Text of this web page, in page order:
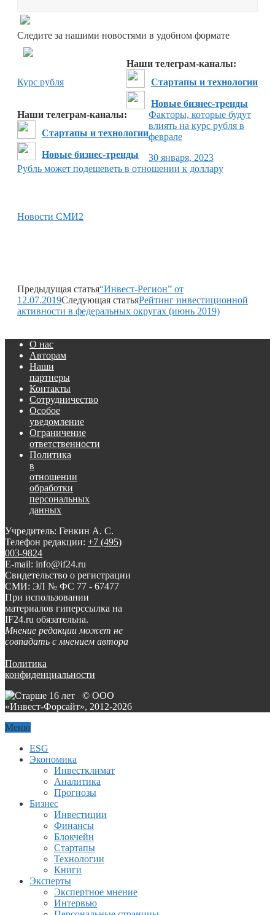
Следите за нашими новостями в удобном формате
Наши телеграм-каналы:
Стартапы и технологии
Новые бизнес-тренды
Наши телеграм-каналы:
Стартапы и технологии
Новые бизнес-тренды
Курс рубля
Факторы, которые будут
влиять на курс рубля в
феврале
30 января, 2023
Рубль может подешеветь в отношении к доллару
Новости СМИ2
Предыдущая статья“Инвест-Регион” от
12.07.2019Следующая статьяРейтинг инвестиционной
активности в федеральных округах (июнь 2019)
О нас
Авторам
Наши
партнеры
Контакты
Сотрудничество
Особое
уведомление
Ограничение
ответственности
Политика
в
отношении
обработки
персональных
данных
Учредитель: Генкин А. С.
Телефон редакции: +7 (495)
003-9824
E-mail: info@if24.ru
Свидетельство о регистрации
СМИ: ЭЛ № ФС 77 - 67477
При использовании
материалов гиперссылка на
IF24.ru обязательна.
Мнение редакции может не
совпадать с мнением автора
Политика
конфиденциальности
© ООО
«Инвест-Форсайт», 2012-2026
Меню
ESG
Экономика
Инвестклимат
Аналитика
Прогнозы
Бизнес
Инвестиции
Финансы
Блокчейн
Стартапы
Технологии
Книги
Эксперты
Экспертное мнение
Интервью